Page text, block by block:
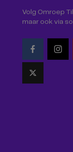
Volg Omroep
maar ook via